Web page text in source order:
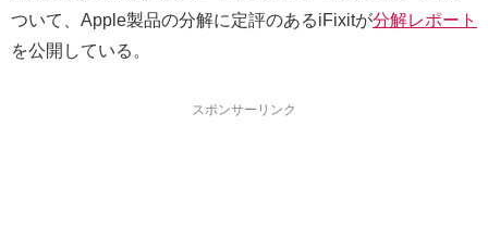
ついて、Apple製品の分解に定評のあるiFixitが分解レポート
を公開している。
スポンサーリンク